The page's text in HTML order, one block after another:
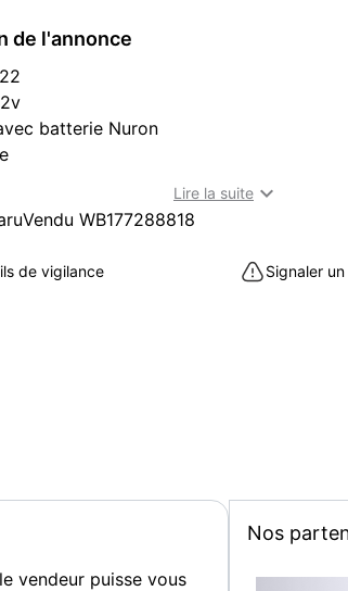
de l'annonce
batterie Nuron
- Loré Outillage
à vendre à Cagnes-sur-Mer (06800)
Lire la suite 
WB177288818
de vigilance Signaler
vendeur puisse vous
Nos